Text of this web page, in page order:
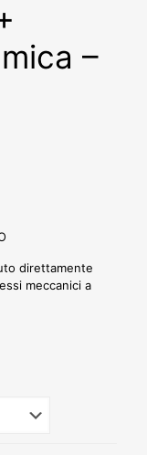
–
direttamente
meccanici a